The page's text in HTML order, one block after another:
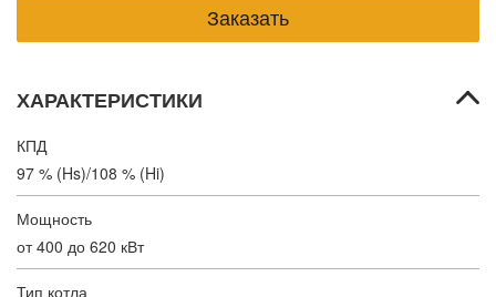
ХАРАКТЕРИСТИКИ
КПД
97 % (Hs)/108 % (Hi)
Мощность
от 400 до 620 кВт
Тип котла